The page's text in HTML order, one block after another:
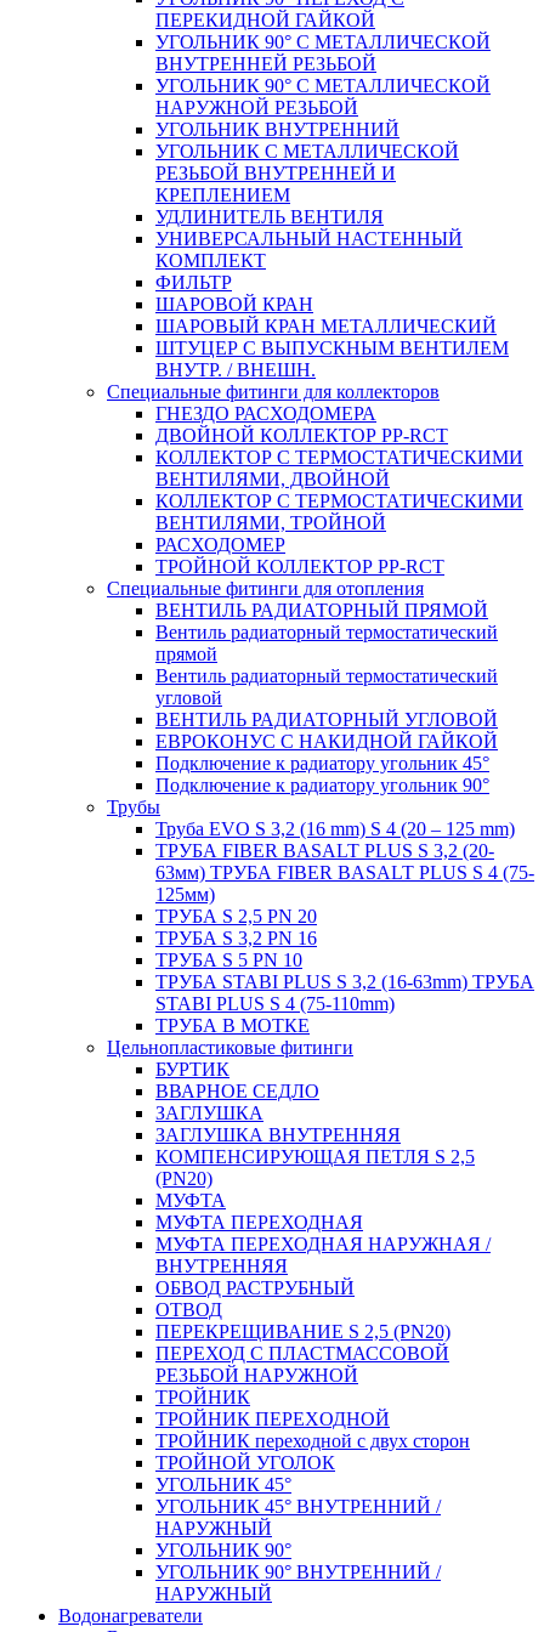
ПЕРЕКИДНОЙ ГАЙКОЙ
УГОЛЬНИК 90° С МЕТАЛЛИЧЕСКОЙ
ВНУТРЕННEЙ РЕЗЬБОЙ
УГОЛЬНИК 90° С МЕТАЛЛИЧЕСКОЙ
НАРУЖНОЙ РЕЗЬБОЙ
УГОЛЬНИК ВНУТРЕННИЙ
УГОЛЬНИК С МЕТАЛЛИЧЕСКОЙ
РЕЗЬБОЙ ВНУТРЕННЕЙ И
КРЕПЛЕНИЕМ
УДЛИНИТЕЛЬ ВЕНТИЛЯ
УНИВЕРСАЛЬНЫЙ НАСТЕННЫЙ
КОМПЛЕКТ
ФИЛЬТР
ШАРОВОЙ КРАН
ШАРОВЫЙ КРАН МЕТАЛЛИЧЕСКИЙ
ШТУЦЕР С ВЫПУСКНЫМ ВЕНТИЛЕМ
ВНУТР. / ВНЕШН.
Специальные фитинги для коллекторов
ГНЕЗДО РАСХОДОМЕРА
ДВОЙНОЙ КОЛЛЕКТОР PP-RCT
КОЛЛЕКТОР С ТЕРМОСТАТИЧЕСКИМИ
ВЕНТИЛЯМИ, ДВОЙНОЙ
КОЛЛЕКТОР С ТЕРМОСТАТИЧЕСКИМИ
ВЕНТИЛЯМИ, ТРОЙНОЙ
РАСХОДОМЕР
ТРОЙНОЙ КОЛЛЕКТОР PP-RCT
Специальные фитинги для отопления
ВЕНТИЛЬ РАДИАТОРНЫЙ ПРЯМОЙ
Вентиль радиаторный термостатический
прямой
Вентиль радиаторный термостатический
угловой
ВЕНТИЛЬ РАДИАТОРНЫЙ УГЛОВОЙ
ЕВРОКОНУС С НАКИДНОЙ ГАЙКОЙ
Подключение к радиатору угольник 45°
Подключение к радиатору угольник 90°
Трубы
Труба EVO S 3,2 (16 mm) S 4 (20 – 125 mm)
ТРУБА FIBER BASALT PLUS S 3,2 (20-
63мм) ТРУБА FIBER BASALT PLUS S 4 (75-
125мм)
ТРУБА S 2,5 PN 20
ТРУБА S 3,2 PN 16
ТРУБА S 5 PN 10
ТРУБА STABI PLUS S 3,2 (16-63mm) ТРУБА
STABI PLUS S 4 (75-110mm)
ТРУБА В МОТКЕ
Цельнопластиковые фитинги
БУРТИК
ВВАРНОЕ СЕДЛО
ЗАГЛУШКА
ЗАГЛУШКА ВНУТРЕННЯЯ
КОМПЕНСИРУЮЩАЯ ПЕТЛЯ S 2,5
(PN20)
МУФТА
МУФТА ПЕРЕХОДНАЯ
МУФТА ПЕРЕХОДНАЯ НАРУЖНАЯ /
ВНУТРЕННЯЯ
ОБВОД РАСТРУБНЫЙ
ОТВОД
ПЕРЕКРЕЩИВАНИЕ S 2,5 (PN20)
ПЕРЕХОД С ПЛАСТМАССОВОЙ
РЕЗЬБОЙ НАРУЖНОЙ
ТРОЙНИК
ТРОЙНИК ПЕРЕXОДНОЙ
ТРОЙНИК переходной с двух сторон
ТРОЙНОЙ УГОЛОК
УГОЛЬНИК 45°
УГОЛЬНИК 45° ВНУТРЕННИЙ /
НАРУЖНЫЙ
УГОЛЬНИК 90°
УГОЛЬНИК 90° ВНУТРЕННИЙ /
НАРУЖНЫЙ
Водонагреватели